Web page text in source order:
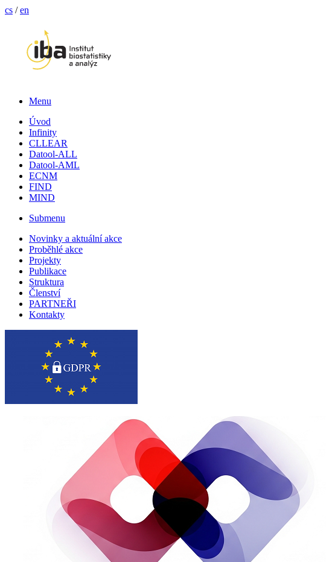
cs /en
Menu
Úvod
Infinity
CLLEAR
Datool-ALL
Datool-AML
ECNM
FIND
MIND
Submenu
Novinky a aktuální akce
Proběhlé akce
Projekty
Publikace
Struktura
Členství
PARTNEŘI
Kontakty